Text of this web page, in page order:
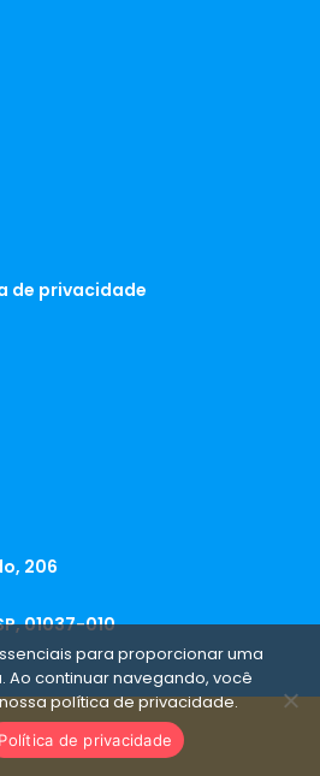
de privacidade
206
01037-010
para proporcionar uma
Ao continuar navegando, você
política de privacidade.
Política de privacidade